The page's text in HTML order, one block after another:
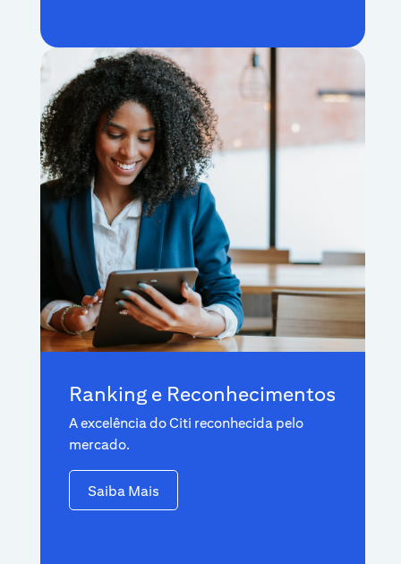
Ranking e Reconhecimentos
A excelência do Citi reconhecida pelo
mercado.
Saiba Mais